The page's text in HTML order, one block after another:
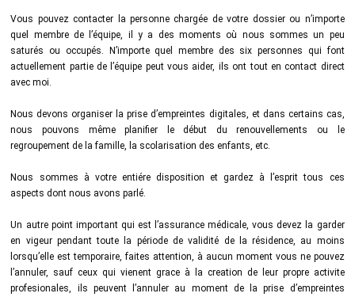
Vous pouvez contacter la personne chargée de votre dossier ou n’importe
quel membre de l’équipe, il y a des moments où nous sommes un peu
saturés ou occupés. N’importe quel membre des six personnes qui font
actuellement partie de l’équipe peut vous aider, ils ont tout en contact direct
avec moi.
Nous devons organiser la prise d’empreintes digitales, et dans certains cas,
nous pouvons même planifier le début du renouvellements ou le
regroupement de la famille, la scolarisation des enfants, etc.
Nous sommes à votre entiére disposition et gardez à l’esprit tous ces
aspects dont nous avons parlé.
Un autre point important qui est l’assurance médicale, vous devez la garder
en vigeur pendant toute la période de validité de la résidence, au moins
lorsqu’elle est temporaire, faites attention, à aucun moment vous ne pouvez
l’annuler, sauf ceux qui vienent grace à la creation de leur propre activite
profesionales, ils peuvent l’annuler au moment de la prise d’empreintes